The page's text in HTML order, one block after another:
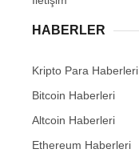
HABERLER
Kripto Para Haberleri
Bitcoin Haberleri
Altcoin Haberleri
Ethereum Haberleri